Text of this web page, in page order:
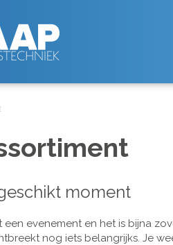
moment
evenement en het is bijna
nog iets belangrijks. Je